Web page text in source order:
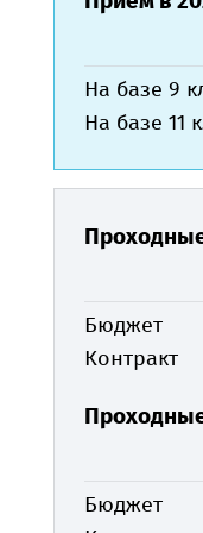
На базе 9
На базе 11
Бюджет
Контракт
Бюджет